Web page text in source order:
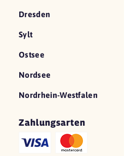
Dresden
Sylt
Ostsee
Nordsee
Nordrhein-Westfalen
Zahlungsarten